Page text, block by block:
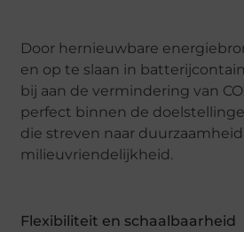
Door hernieuwbare
en op te slaan in
bij aan de vermindering van
perfect binnen de
die streven naar
milieuvriendelijkheid.
Flexibiliteit en schaalbaarheid